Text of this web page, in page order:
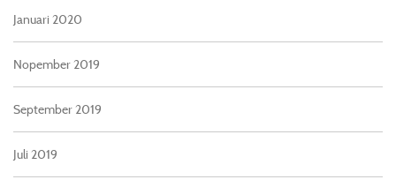
Januari 2020
Nopember 2019
September 2019
Juli 2019